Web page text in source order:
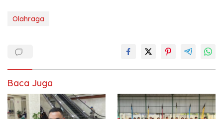
Olahraga
Baca Juga